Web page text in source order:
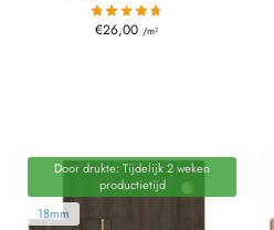
€26,00 /m²
Door drukte: Tijdelijk 2 weken
productietijd
18mm